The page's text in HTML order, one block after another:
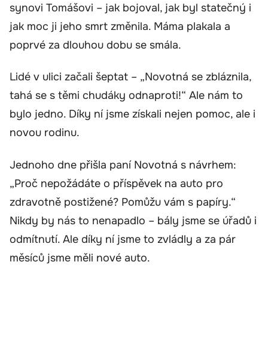
synovi Tomášovi – jak bojoval, jak byl statečný i
jak moc ji jeho smrt změnila. Máma plakala a
poprvé za dlouhou dobu se smála.
Lidé v ulici začali šeptat – „Novotná se zbláznila,
tahá se s těmi chudáky odnaproti!“ Ale nám to
bylo jedno. Díky ní jsme získali nejen pomoc, ale i
novou rodinu.
Jednoho dne přišla paní Novotná s návrhem:
„Proč nepožádáte o příspěvek na auto pro
zdravotně postižené? Pomůžu vám s papíry.“
Nikdy by nás to nenapadlo – bály jsme se úřadů i
odmítnutí. Ale díky ní jsme to zvládly a za pár
měsíců jsme měli nové auto.